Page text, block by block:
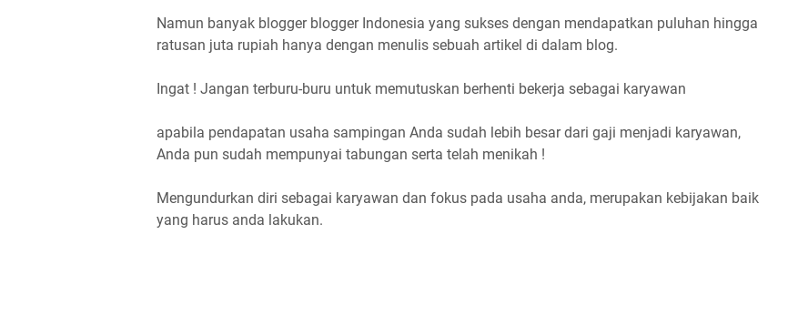
Namun banyak blogger blogger Indonesia yang sukses dengan mendapatkan puluhan hingga
ratusan juta rupiah hanya dengan menulis sebuah artikel di dalam blog.
Ingat ! Jangan terburu-buru untuk memutuskan berhenti bekerja sebagai karyawan
apabila pendapatan usaha sampingan Anda sudah lebih besar dari gaji menjadi karyawan,
Anda pun sudah mempunyai tabungan serta telah menikah !
Mengundurkan diri sebagai karyawan dan fokus pada usaha anda, merupakan kebijakan baik
yang harus anda lakukan.